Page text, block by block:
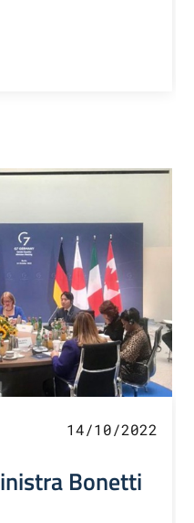
14/10/2022
Bonetti